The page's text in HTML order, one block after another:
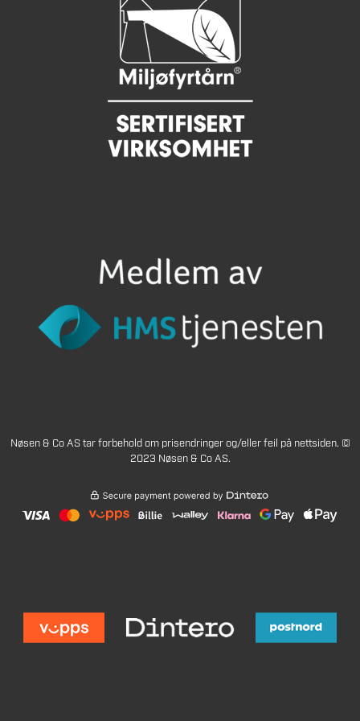
Nøsen & Co AS tar forbehold om prisendringer og/eller feil på nettsiden. ©
2023 Nøsen & Co AS.